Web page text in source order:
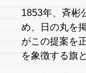
1853年、斉彬
め、日の丸を
がこの提案を
を象徴する旗